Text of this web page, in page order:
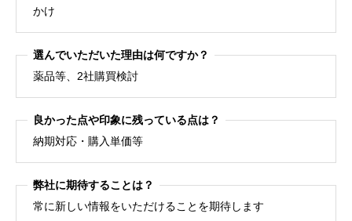
かけ
選んでいただいた理由は何ですか？
薬品等、2社購買検討
良かった点や印象に残っている点は？
納期対応・購入単価等
弊社に期待することは？
常に新しい情報をいただけることを期待します